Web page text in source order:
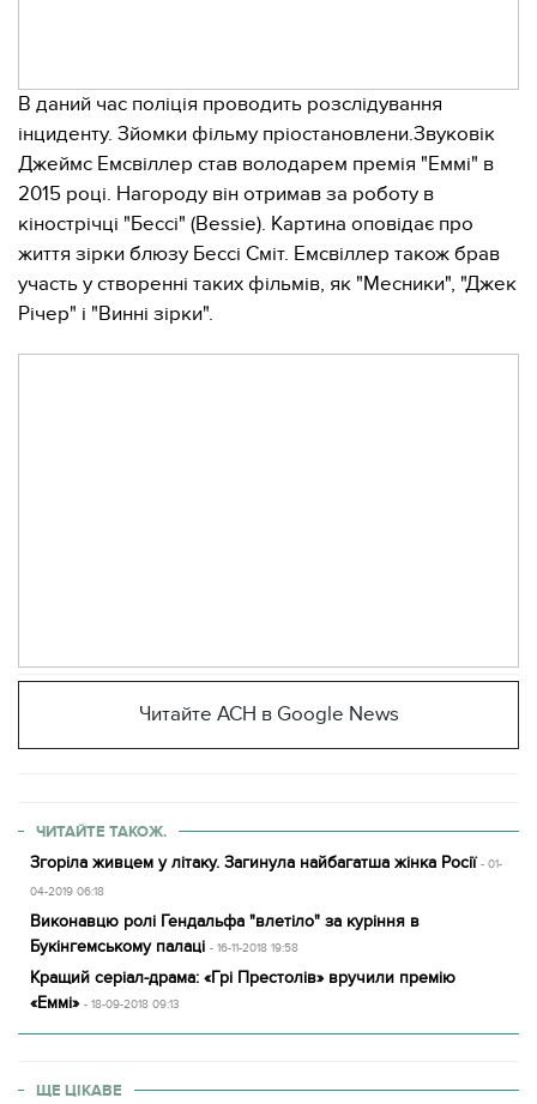
В даний час поліція проводить розслідування
інциденту. Зйомки фільму пріостановлени.Звуковік
Джеймс Емсвіллер став володарем премія "Еммі" в
2015 році. Нагороду він отримав за роботу в
кінострічці "Бессі" (Bessie). Картина оповідає про
життя зірки блюзу Бессі Сміт. Емсвіллер також брав
участь у створенні таких фільмів, як "Месники", "Джек
Річер" і "Винні зірки".
Читайте АСН в Google News
ЧИТАЙТЕ ТАКОЖ.
Згоріла живцем у літаку. Загинула найбагатша жінка Росії - 01-
04-2019 06:18
Виконавцю ролі Гендальфа "влетіло" за куріння в
Букінгемському палаці - 16-11-2018 19:58
Кращий серіал-драма: «Грі Престолів» вручили премію
«Еммі» - 18-09-2018 09:13
ЩЕ ЦІКАВЕ